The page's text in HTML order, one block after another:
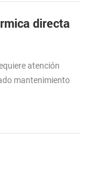
directa
atención
mantenimiento